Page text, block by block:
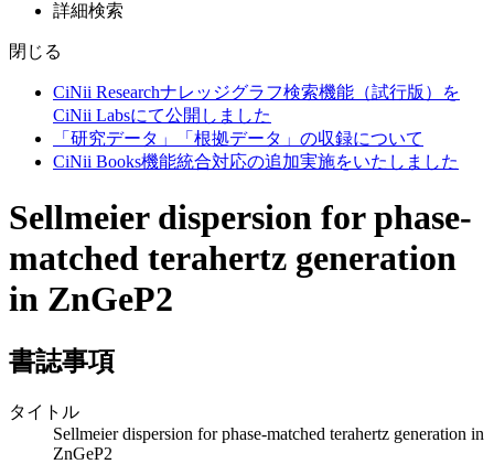
詳細検索
閉じる
CiNii Researchナレッジグラフ検索機能（試行版）を
CiNii Labsにて公開しました
「研究データ」「根拠データ」の収録について
CiNii Books機能統合対応の追加実施をいたしました
Sellmeier dispersion for phase-
matched terahertz generation
in ZnGeP2
書誌事項
タイトル
Sellmeier dispersion for phase-matched terahertz generation in
ZnGeP2